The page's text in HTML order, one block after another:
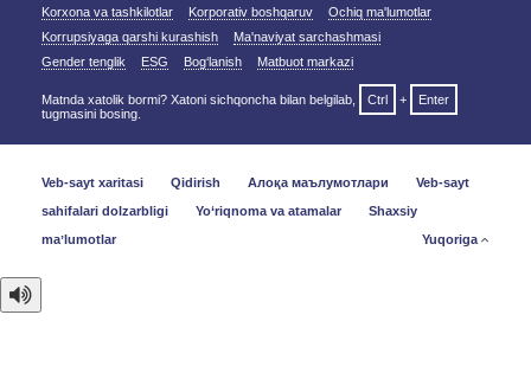
Korxona va tashkilotlar
Korporativ boshqaruv
Ochiq ma'lumotlar
Korrupsiyaga qarshi kurashish
Ma'naviyat sarchashmasi
Gender tenglik
ESG Bog‘lanish Matbuot markazi
Matnda xatolik bormi? Xatoni sichqoncha bilan belgilab, Ctrl +
Enter
tugmasini bosing.
Veb-sayt xaritasi Qidirish Алоқа маълумотлари
Veb-sayt
sahifalari dolzarbligi
Yo‘riqnoma va atamalar
Shaxsiy
maʼlumotlar
Yuqoriga